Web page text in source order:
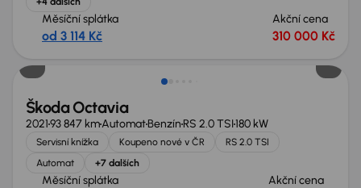
Měsíční splátka
od 3 114 Kč
Akční cena
310 000 Kč
Zlevněno o 50 000 Kč
Škoda Octavia
202193 847 kmAutomatBenzín RS 2.0 TSI180 kW
Servisní knížka Koupeno nové v ČR
RS 2.0 TSI
Automat
+7 dalších
Měsíční splátka Akční cena